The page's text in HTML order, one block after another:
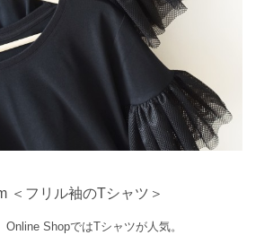
＜フリル袖のTシャツ＞
ShopではTシャツが人気。